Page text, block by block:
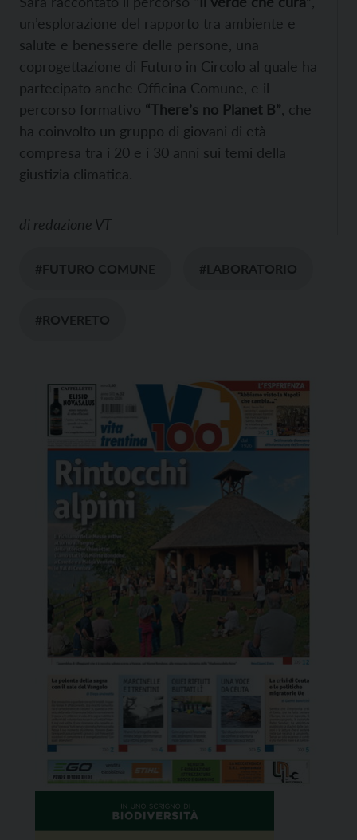
un’esplorazione del rapporto tra ambiente e
salute e benessere delle persone, una
coprogettazione di Futuro in Circolo al quale ha
partecipato anche Officina Comune, e il
percorso formativo “There’s no Planet B” , che
ha coinvolto un gruppo di giovani di età
compresa tra i 20 e i 30 anni sui temi della
giustizia climatica.
di redazione VT
#FUTURO COMUNE #LABORATORIO
#ROVERETO